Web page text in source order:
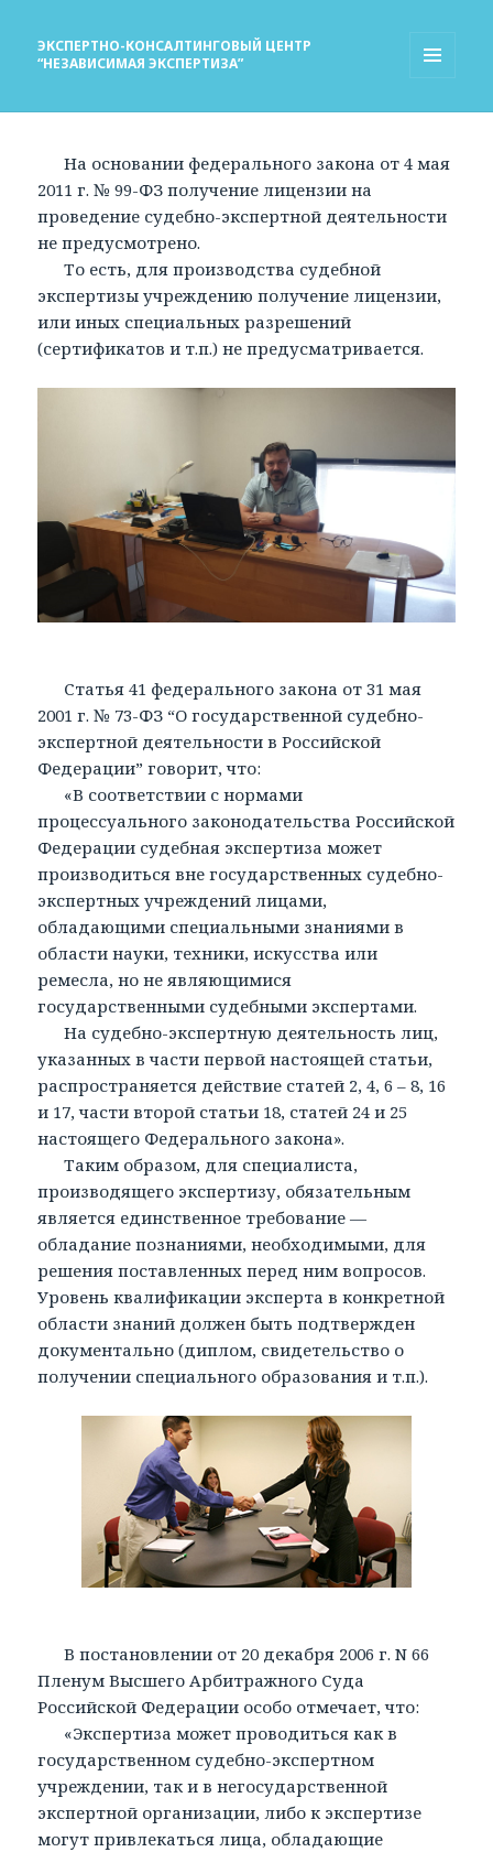
ЭКСПЕРТНО-КОНСАЛТИНГОВЫЙ ЦЕНТР
“НЕЗАВИСИМАЯ ЭКСПЕРТИЗА”
На основании федерального закона от 4 мая
2011 г. № 99-ФЗ получение лицензии на
проведение судебно-экспертной деятельности
не предусмотрено.
То есть, для производства судебной
экспертизы учреждению получение лицензии,
или иных специальных разрешений
(сертификатов и т.п.) не предусматривается.
Статья 41 федерального закона от 31 мая
2001 г. № 73-ФЗ “О государственной судебно-
экспертной деятельности в Российской
Федерации” говорит, что:
«В соответствии с нормами
процессуального законодательства Российской
Федерации судебная экспертиза может
производиться вне государственных судебно-
экспертных учреждений лицами,
обладающими специальными знаниями в
области науки, техники, искусства или
ремесла, но не являющимися
государственными судебными экспертами.
На судебно-экспертную деятельность лиц,
указанных в части первой настоящей статьи,
распространяется действие статей 2, 4, 6 – 8, 16
и 17, части второй статьи 18, статей 24 и 25
настоящего Федерального закона».
Таким образом, для специалиста,
производящего экспертизу, обязательным
является единственное требование —
обладание познаниями, необходимыми, для
решения поставленных перед ним вопросов.
Уровень квалификации эксперта в конкретной
области знаний должен быть подтвержден
документально (диплом, свидетельство о
получении специального образования и т.п.).
В постановлении от 20 декабря 2006 г. N 66
Пленум Высшего Арбитражного Суда
Российской Федерации особо отмечает, что:
«Экспертиза может проводиться как в
государственном судебно-экспертном
учреждении, так и в негосударственной
экспертной организации, либо к экспертизе
могут привлекаться лица, обладающие